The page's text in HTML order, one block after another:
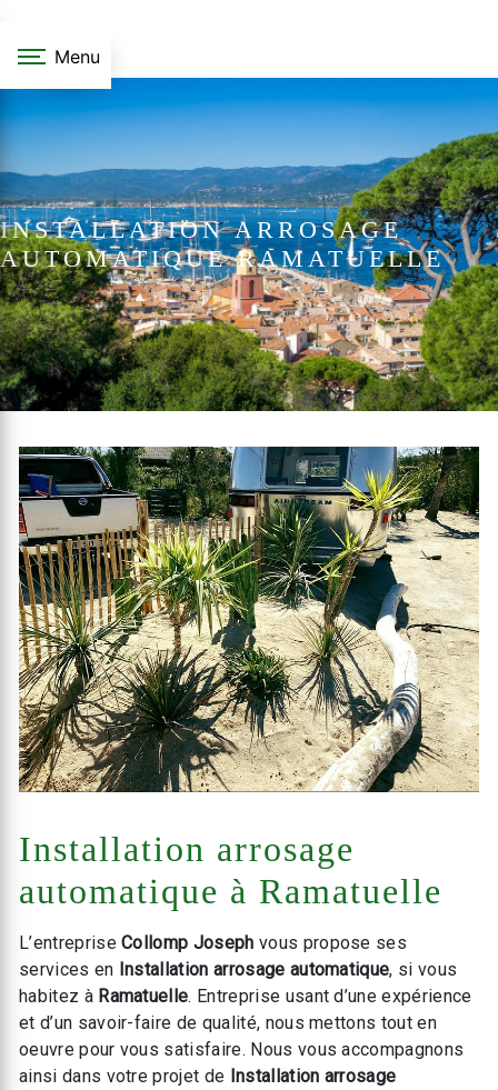
Menu
INSTALLATION ARROSAGE
AUTOMATIQUE RAMATUELLE
Installation arrosage
automatique à Ramatuelle
L’entrepriseCollomp Joseph vous propose ses
services en Installation arrosage automatique, si vous
habitez à Ramatuelle. Entreprise usant d’une expérience
et d’un savoir-faire de qualité, nous mettons tout en
oeuvre pour vous satisfaire. Nous vous accompagnons
ainsi dans votre projet de Installation arrosage